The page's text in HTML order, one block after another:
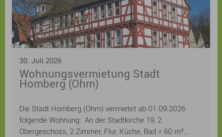
30. Juli 2026
Wohnungsvermietung Stadt
Homberg (Ohm)
Die Stadt Homberg (Ohm) vermietet ab 01.09.2026
folgende Wohnung: An der Stadtkirche 19, 2.
Obergeschoss, 2 Zimmer, Flur, Küche, Bad = 60 m²,